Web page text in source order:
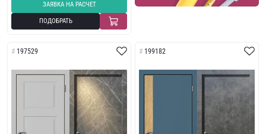
ЗАЯВКА НА РАСЧЕТ
ПОДОБРАТЬ
197529 199182